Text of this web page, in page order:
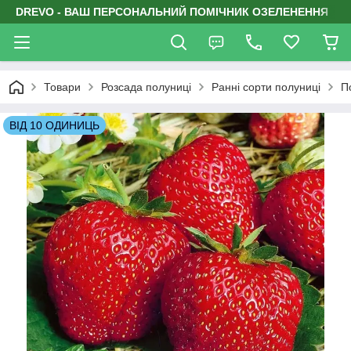
DREVO - ВАШ ПЕРСОНАЛЬНИЙ ПОМІЧНИК ОЗЕЛЕНЕННЯ
Товари Розсада полуниці Ранні сорти полуниці
ВІД 10 ОДИНИЦЬ